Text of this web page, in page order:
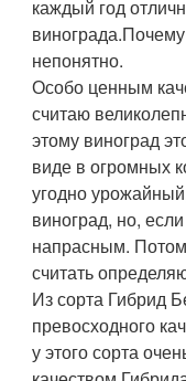
каждый год
непонятно.
Особо ценным
считаю
этому виноград
виде в огромных
угодно
виноград, но,
напрасным.
считать
Из сорта Гибрид
превосходного
у этого сорта